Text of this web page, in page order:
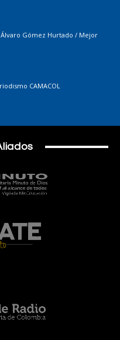
Gómez Hurtado / Mejor
CAMACOL